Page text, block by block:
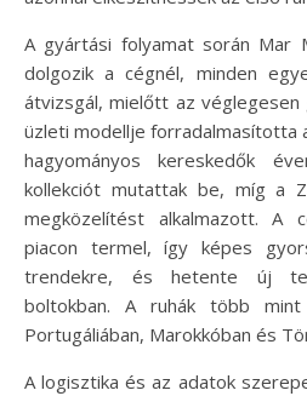
A gyártási folyamat során Mar
dolgozik a cégnél, minden
átvizsgál, mielőtt az véglegesen
üzleti modellje forradalmasította
hagyományos kereskedők
kollekciót mutattak be, míg a
megközelítést alkalmazott. A
piacon termel, így képes
trendekre, és hetente új
boltokban. A ruhák több mint
Portugáliában, Marokkóban és
A logisztika és az adatok